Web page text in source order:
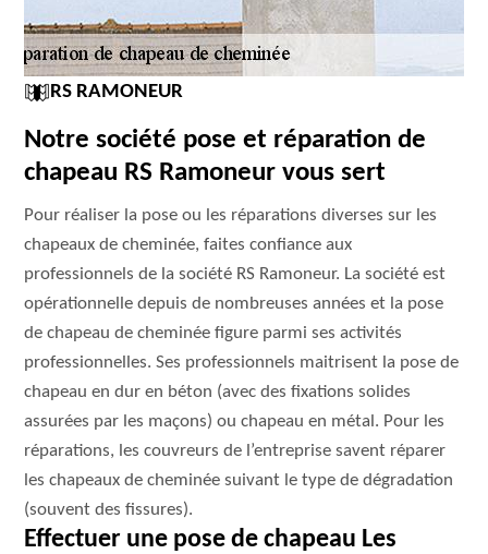
RS RAMONEUR
Notre société pose et réparation de
chapeau RS Ramoneur vous sert
Pour réaliser la pose ou les réparations diverses sur les
chapeaux de cheminée, faites confiance aux
professionnels de la société RS Ramoneur. La société est
opérationnelle depuis de nombreuses années et la pose
de chapeau de cheminée figure parmi ses activités
professionnelles. Ses professionnels maitrisent la pose de
chapeau en dur en béton (avec des fixations solides
assurées par les maçons) ou chapeau en métal. Pour les
réparations, les couvreurs de l’entreprise savent réparer
les chapeaux de cheminée suivant le type de dégradation
(souvent des fissures).
Effectuer une pose de chapeau Les